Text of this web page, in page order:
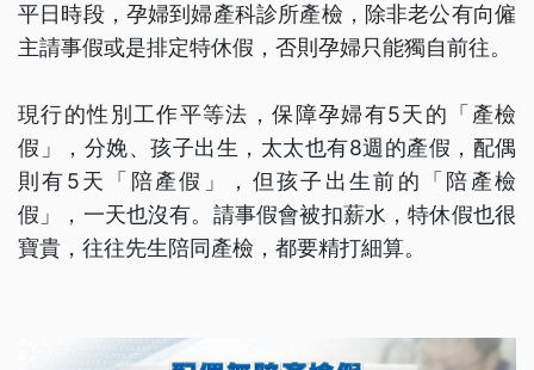
平日時段，孕婦到婦產科診所產檢，除非老公有向僱
主請事假或是排定特休假，否則孕婦只能獨自前往。
現行的性別工作平等法，保障孕婦有5天的「產檢
假」，分娩、孩子出生，太太也有8週的產假，配偶
則有5天「陪產假」，但孩子出生前的「陪產檢
假」，一天也沒有。請事假會被扣薪水，特休假也很
寶貴，往往先生陪同產檢，都要精打細算。